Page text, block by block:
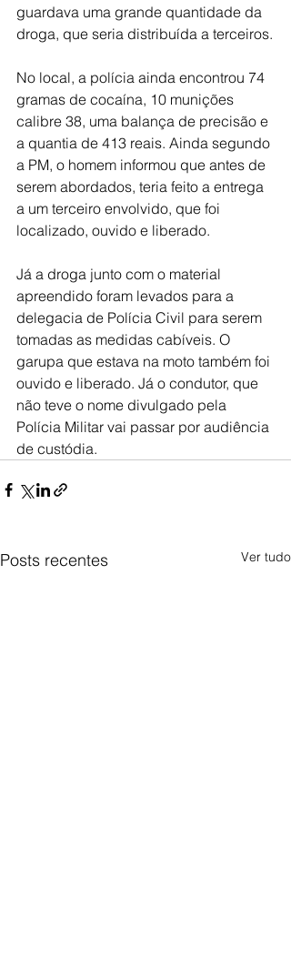
guardava uma grande quantidade da
droga, que seria distribuída a terceiros.
No local, a polícia ainda encontrou 74
gramas de cocaína, 10 munições
calibre 38, uma balança de precisão e
a quantia de 413 reais. Ainda segundo
a PM, o homem informou que antes de
serem abordados, teria feito a entrega
a um terceiro envolvido, que foi
localizado, ouvido e liberado.
Já a droga junto com o material
apreendido foram levados para a
delegacia de Polícia Civil para serem
tomadas as medidas cabíveis. O
garupa que estava na moto também foi
ouvido e liberado. Já o condutor, que
não teve o nome divulgado pela
Polícia Militar vai passar por audiência
de custódia.
Posts recentes Ver tudo